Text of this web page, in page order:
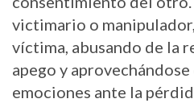
victimario o
víctima, abusando de la
apego y
emociones ante la